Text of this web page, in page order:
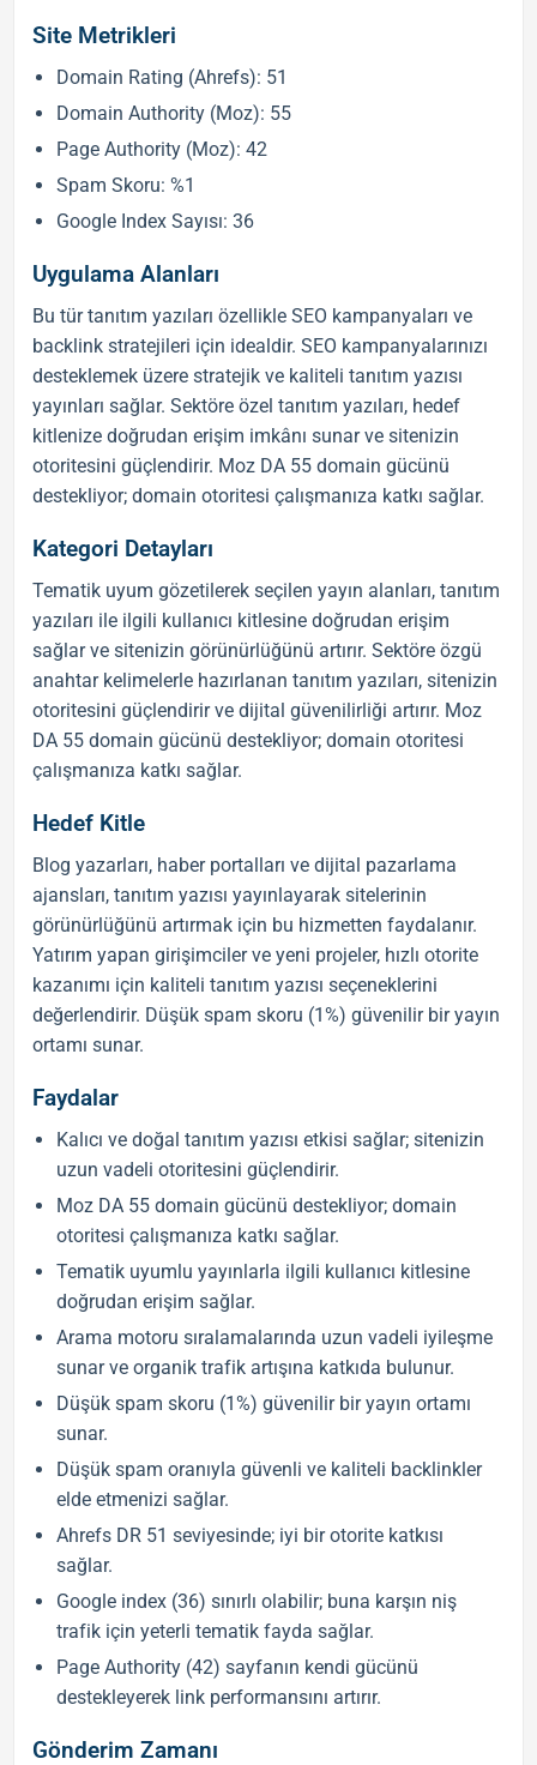
Site Metrikleri
Domain Rating (Ahrefs): 51
Domain Authority (Moz): 55
Page Authority (Moz): 42
Spam Skoru: %1
Google Index Sayısı: 36
Uygulama Alanları
Bu türtanıtım yazıları özellikleSEO kampanyaları ve
backlink stratejileri için idealdir.SEO kampanyalarınızı
desteklemek üzere stratejik ve kaliteli tanıtım yazısı
yayınları sağlar. Sektöre özeltanıtım yazıları, hedef
kitlenize doğrudan erişim imkânı sunar ve sitenizin
otoritesini güçlendirir. Moz DA 55 domain gücünü
destekliyor; domain otoritesi çalışmanıza katkı sağlar.
Kategori Detayları
Tematik uyum gözetilerek seçilen yayın alanları,tanıtım
yazıları ile ilgili kullanıcı kitlesine doğrudan erişim
sağlar ve sitenizin görünürlüğünü artırır. Sektöre özgü
anahtar kelimelerle hazırlanantanıtım yazıları, sitenizin
otoritesini güçlendirir ve dijital güvenilirliği artırır. Moz
DA 55 domain gücünü destekliyor; domain otoritesi
çalışmanıza katkı sağlar.
Hedef Kitle
Blog yazarları, haber portalları ve dijital pazarlama
ajansları,tanıtım yazısı yayınlayarak sitelerinin
görünürlüğünü artırmak için bu hizmetten faydalanır.
Yatırım yapan girişimciler ve yeni projeler, hızlı otorite
kazanımı için kaliteli tanıtım yazısı seçeneklerini
değerlendirir. Düşük spam skoru (1%) güvenilir bir yayın
ortamı sunar.
Faydalar
Kalıcı ve doğal tanıtım yazısı etkisi sağlar; sitenizin
uzun vadeli otoritesini güçlendirir.
Moz DA 55 domain gücünü destekliyor; domain
otoritesi çalışmanıza katkı sağlar.
Tematik uyumlu yayınlarla ilgili kullanıcı kitlesine
doğrudan erişim sağlar.
Arama motoru sıralamalarında uzun vadeli iyileşme
sunar ve organik trafik artışına katkıda bulunur.
Düşük spam skoru (1%) güvenilir bir yayın ortamı
sunar.
Düşük spam oranıyla güvenli ve kaliteli backlinkler
elde etmenizi sağlar.
Ahrefs DR 51 seviyesinde; iyi bir otorite katkısı
sağlar.
Google index (36) sınırlı olabilir; buna karşın niş
trafik için yeterli tematik fayda sağlar.
Page Authority (42) sayfanın kendi gücünü
destekleyerek link performansını artırır.
Gönderim Zamanı